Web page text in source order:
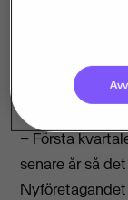
motsvarande
Visma
– Första
senare år så